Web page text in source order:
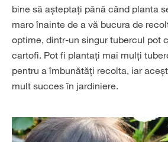
bine să așteptați până când planta
maro înainte de a vă bucura de
optime, dintr-un singur tubercul pot
cartofi. Pot fi plantați mai mulți
pentru a îmbunătăți recolta, iar
mult succes în jardiniere.